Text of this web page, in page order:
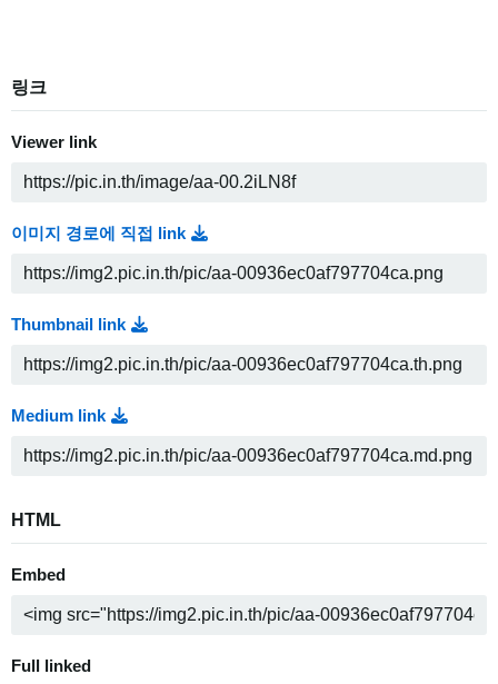
링크
Viewer link
이미지 경로에 직접 link
Thumbnail link
Medium link
HTML
Embed
Full linked